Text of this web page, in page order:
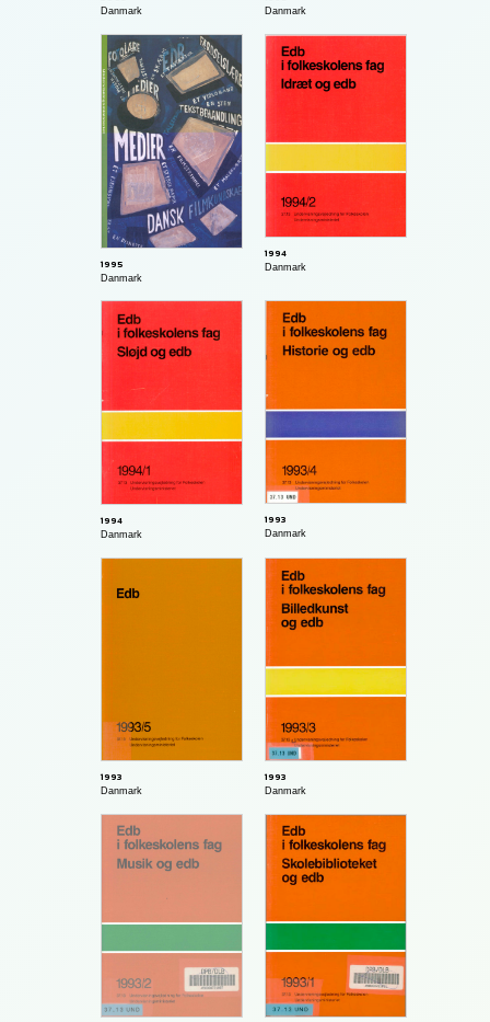
Danmark Danmark
1995
Danmark
1994
Danmark
1994
Danmark
1993
Danmark
1993
Danmark
1993
Danmark